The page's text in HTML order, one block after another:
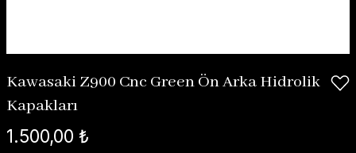
Kawasaki Z900 Cnc Green Ön Arka Hidrolik
Kapakları
1.500,00 ₺